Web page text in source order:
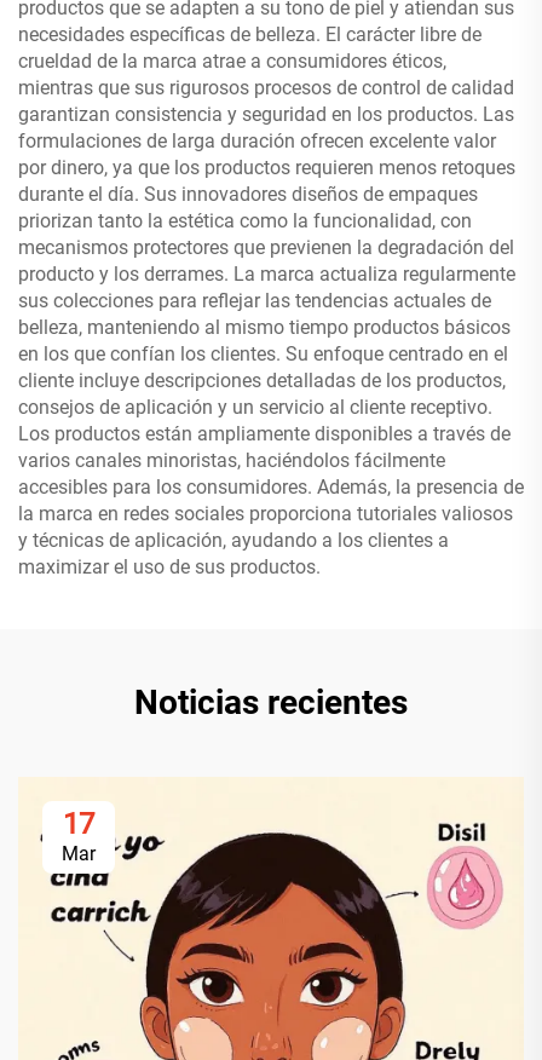
productos que se adapten a su tono de piel y atiendan sus
necesidades específicas de belleza. El carácter libre de
crueldad de la marca atrae a consumidores éticos,
mientras que sus rigurosos procesos de control de calidad
garantizan consistencia y seguridad en los productos. Las
formulaciones de larga duración ofrecen excelente valor
por dinero, ya que los productos requieren menos retoques
durante el día. Sus innovadores diseños de empaques
priorizan tanto la estética como la funcionalidad, con
mecanismos protectores que previenen la degradación del
producto y los derrames. La marca actualiza regularmente
sus colecciones para reflejar las tendencias actuales de
belleza, manteniendo al mismo tiempo productos básicos
en los que confían los clientes. Su enfoque centrado en el
cliente incluye descripciones detalladas de los productos,
consejos de aplicación y un servicio al cliente receptivo.
Los productos están ampliamente disponibles a través de
varios canales minoristas, haciéndolos fácilmente
accesibles para los consumidores. Además, la presencia de
la marca en redes sociales proporciona tutoriales valiosos
y técnicas de aplicación, ayudando a los clientes a
maximizar el uso de sus productos.
Noticias recientes
17
Mar